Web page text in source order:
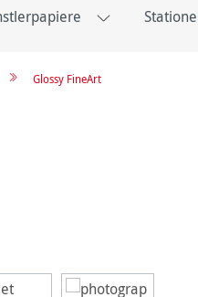
Glossy FineArt